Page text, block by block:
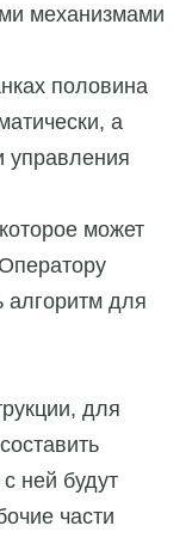
механизмами
половина
а
управления
может
алгоритм для
для
ней будут
части